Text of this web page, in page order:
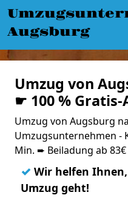
Augsburg
Umzug von
☛ 100 %
Umzug von Augsburg
Umzugsunternehmen -
Min. ➨ Beiladung ab 83€
✓ Wir helfen
Umzug geht!